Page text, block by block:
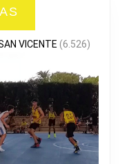
VICENTE (6.526)